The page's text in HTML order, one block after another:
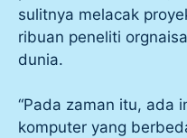
sulitnya melacak
ribuan peneliti
dunia.
“Pada zaman itu, ada
komputer yang